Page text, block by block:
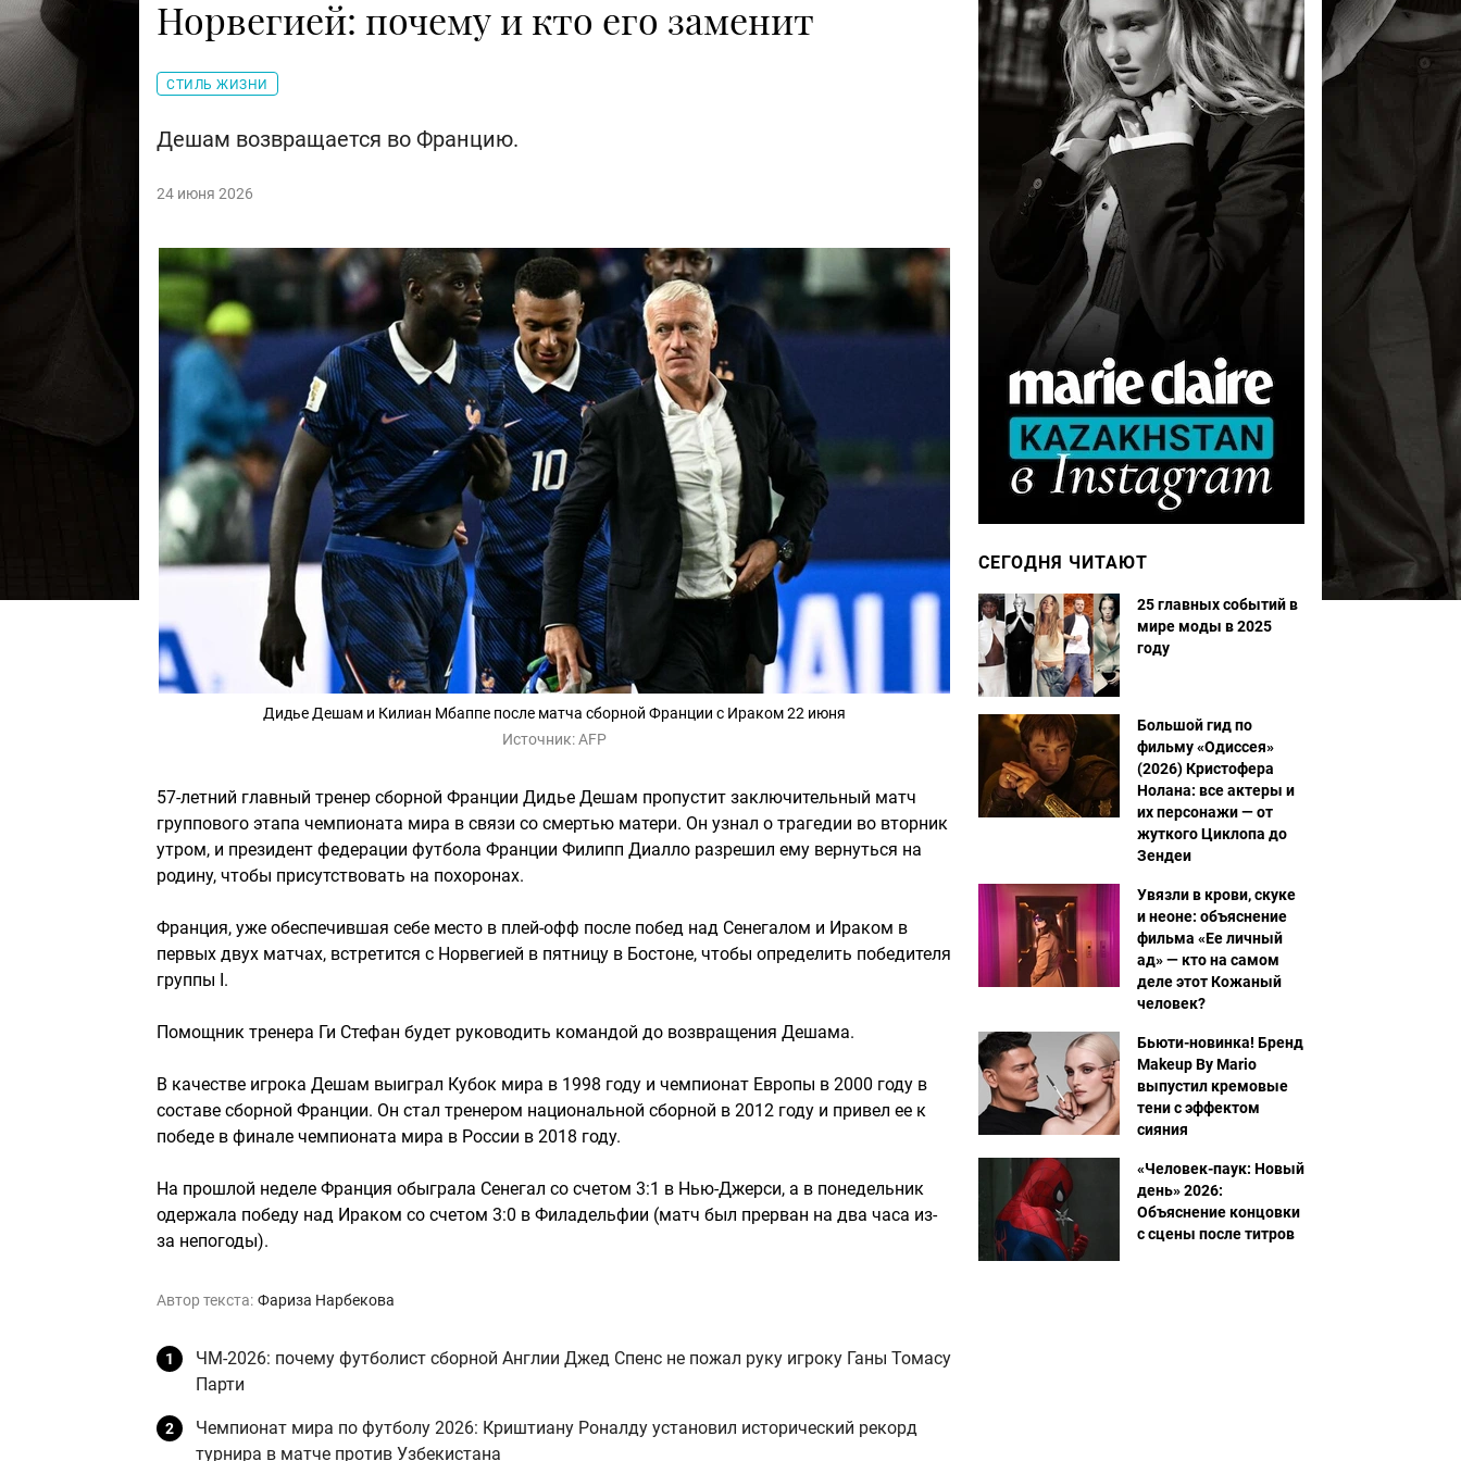
Норвегией: почему и кто его заменит
СТИЛЬ ЖИЗНИ
Дешам возвращается во Францию.
24 июня 2026
Дидье Дешам и Килиан Мбаппе после матча сборной Франции с Ираком 22 июня
Источник:AFP
57-летний главный тренер сборной Франции Дидье Дешам пропустит заключительный матч
группового этапа чемпионата мира в связи со смертью матери. Он узнал о трагедии во вторник
утром, и президент федерации футбола Франции Филипп Диалло разрешил ему вернуться на
родину, чтобы присутствовать на похоронах.
Франция, уже обеспечившая себе место в плей-офф после побед над Сенегалом и Ираком в
первых двух матчах, встретится с Норвегией в пятницу в Бостоне, чтобы определить победителя
группы I.
Помощник тренера Ги Стефан будет руководить командой до возвращения Дешама.
В качестве игрока Дешам выиграл Кубок мира в 1998 году и чемпионат Европы в 2000 году в
составе сборной Франции. Он стал тренером национальной сборной в 2012 году и привел ее к
победе в финале чемпионата мира в России в 2018 году.
На прошлой неделе Франция обыграла Сенегал со счетом 3:1 в Нью-Джерси, а в понедельник
одержала победу над Ираком со счетом 3:0 в Филадельфии (матч был прерван на два часа из-
за непогоды).
Автор текста: Фариза Нарбекова
ЧМ-2026: почему футболист сборной Англии Джед Спенс не пожал руку игроку Ганы Томасу
Парти
Чемпионат мира по футболу 2026: Криштиану Роналду установил исторический рекорд
турнира в матче против Узбекистана
СЕГОДНЯ ЧИТАЮТ
25 главных событий в
мире моды в 2025
году
Большой гид по
фильму «Одиссея»
(2026) Кристофера
Нолана: все актеры и
их персонажи — от
жуткого Циклопа до
Зендеи
Увязли в крови, скуке
и неоне: объяснение
фильма «Ее личный
ад» — кто на самом
деле этот Кожаный
человек?
Бьюти-новинка! Бренд
Makeup By Mario
выпустил кремовые
тени с эффектом
сияния
«Человек-паук: Новый
день» 2026:
Объяснение концовки
с сцены после титров